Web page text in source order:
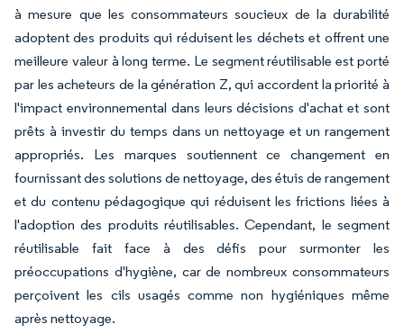
à mesure que les consommateurs soucieux de la durabilité
adoptent des produits qui réduisent les déchets et offrent une
meilleure valeur à long terme. Le segment réutilisable est porté
par les acheteurs de la génération Z, qui accordent la priorité à
l'impact environnemental dans leurs décisions d'achat et sont
prêts à investir du temps dans un nettoyage et un rangement
appropriés. Les marques soutiennent ce changement en
fournissant des solutions de nettoyage, des étuis de rangement
et du contenu pédagogique qui réduisent les frictions liées à
l'adoption des produits réutilisables. Cependant, le segment
réutilisable fait face à des défis pour surmonter les
préoccupations d'hygiène, car de nombreux consommateurs
perçoivent les cils usagés comme non hygiéniques même
après nettoyage.